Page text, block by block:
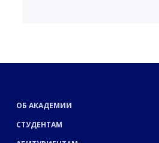
ОБ АКАДЕМИИ
СТУДЕНТАМ